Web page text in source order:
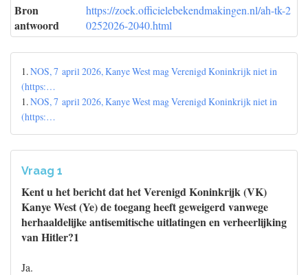
Bron
antwoord
https://zoek.officielebekendmakingen.nl/ah-tk-2
0252026-2040.html
1.NOS, 7 april 2026, Kanye West mag Verenigd Koninkrijk niet in
(https:…
1.NOS, 7 april 2026, Kanye West mag Verenigd Koninkrijk niet in
(https:…
Vraag 1
Kent u het bericht dat het Verenigd Koninkrijk (VK)
Kanye West (Ye) de toegang heeft geweigerd vanwege
herhaaldelijke antisemitische uitlatingen en verheerlijking
van Hitler?1
Ja.